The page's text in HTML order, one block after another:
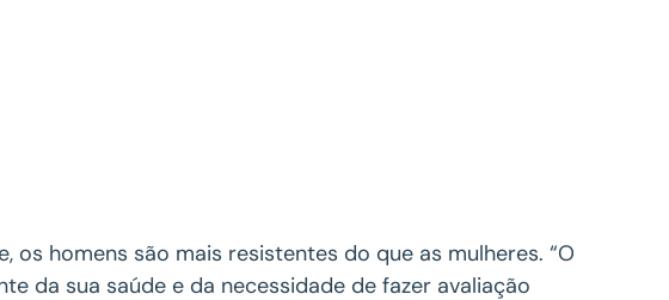
os homens são mais resistentes do que as mulheres. “O
da sua saúde e da necessidade de fazer avaliação